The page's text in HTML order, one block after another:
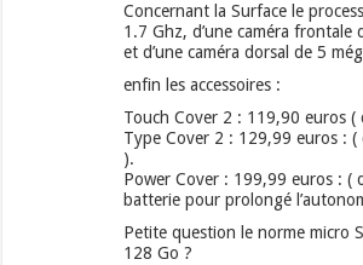
Concernant la Surface le
1.7 Ghz, d’une caméra frontale
et d’une caméra dorsal de 5
enfin les accessoires :
Touch Cover 2 : 119,90 euros (
Type Cover 2 : 129,99 euros : (
).
Power Cover : 199,99 euros : (
batterie pour prolongé
Petite question le norme micro
128 Go ?